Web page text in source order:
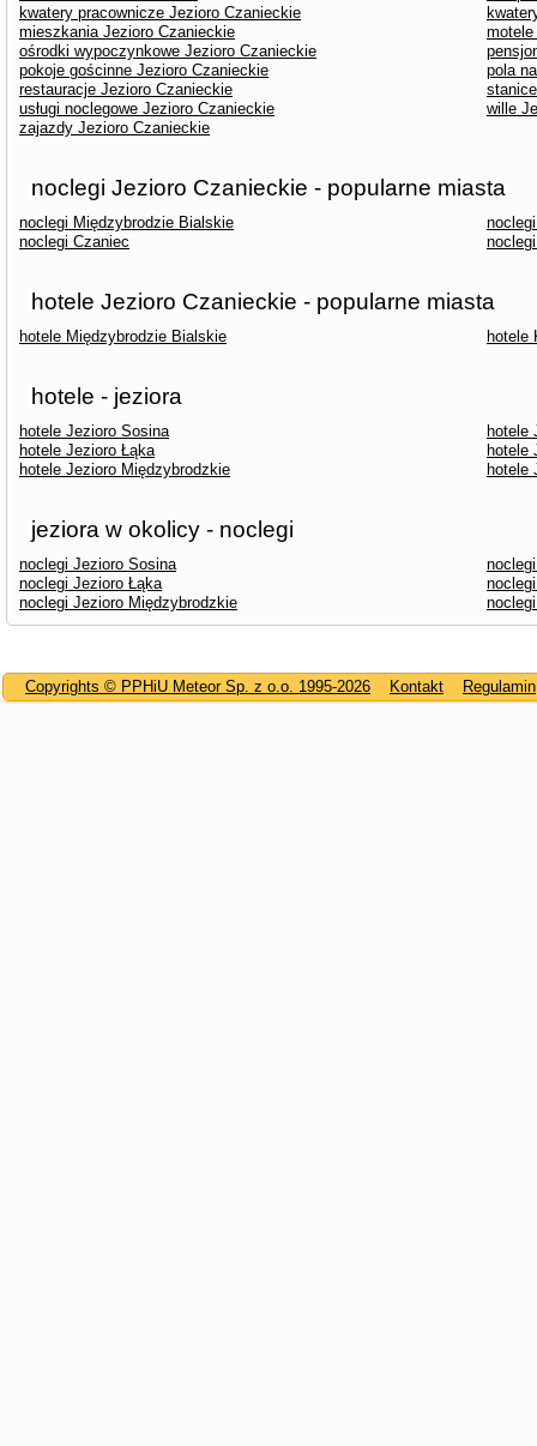
kwatery pracownicze Jezioro Czanieckie
mieszkania Jezioro Czanieckie
ośrodki wypoczynkowe Jezioro Czanieckie
pokoje gościnne Jezioro Czanieckie
pola
restauracje Jezioro Czanieckie
usługi noclegowe Jezioro Czanieckie
wille
zajazdy Jezioro Czanieckie
noclegi Jezioro Czanieckie - popularne miasta
noclegi Międzybrodzie Bialskie
noclegi Czaniec
hotele Jezioro Czanieckie - popularne miasta
hotele Międzybrodzie Bialskie hotele
hotele - jeziora
hotele Jezioro Sosina
hotele
hotele Jezioro Łąka
hotele
hotele Jezioro Międzybrodzkie
hotele
jeziora w okolicy - noclegi
noclegi Jezioro Sosina
noclegi Jezioro Łąka
noclegi Jezioro Międzybrodzkie
Copyrights © PPHiU Meteor Sp. z o.o. 1995-2026 Kontakt Regulamin